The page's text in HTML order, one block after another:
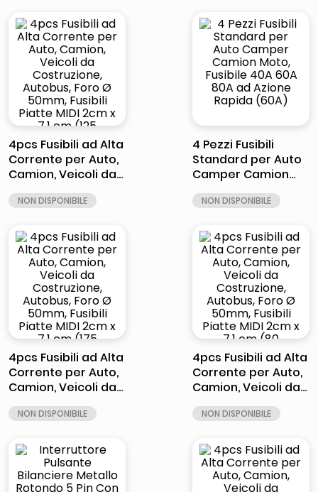
24V
Piatte MIDI 2cm x 7.1
cm (100 ampere)
4pcs Fusibili ad Alta
Corrente per Auto,
Camion, Veicoli da
Costruzione,
Autobus, Foro Ø
Piatte MIDI 2cm x 7.1
cm (125 ampere)
4 Pezzi Fusibili
Standard per Auto
Camper Camion
Moto, Fusibile 40A
60A 80A ad Azione
4pcs Fusibili ad Alta
Corrente per Auto,
Camion, Veicoli da
Costruzione,
Autobus, Foro Ø
Piatte MIDI 2cm x 7.1
cm (175 ampere)
4pcs Fusibili ad Alta
Corrente per Auto,
Camion, Veicoli da
Costruzione,
Autobus, Foro Ø
Piatte MIDI 2cm x 7.1
cm (80 ampere)